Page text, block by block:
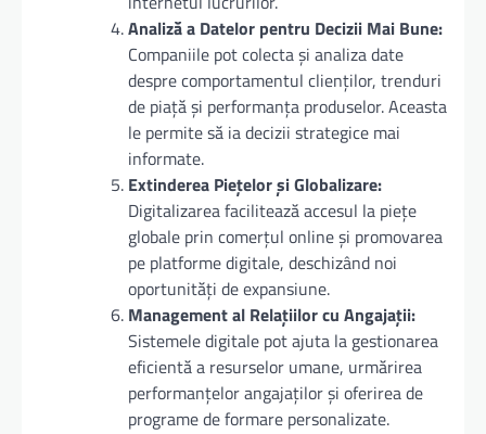
Analiză a Datelor pentru Decizii Mai Bune:
Companiile pot colecta și analiza date
despre comportamentul clienților, trenduri
de piață și performanța produselor. Aceasta
le permite să ia decizii strategice mai
informate.
Extinderea Piețelor și Globalizare:
Digitalizarea facilitează accesul la piețe
globale prin comerțul online și promovarea
pe platforme digitale, deschizând noi
oportunități de expansiune.
Management al Relațiilor cu Angajații:
Sistemele digitale pot ajuta la gestionarea
eficientă a resurselor umane, urmărirea
performanțelor angajaților și oferirea de
programe de formare personalizate.